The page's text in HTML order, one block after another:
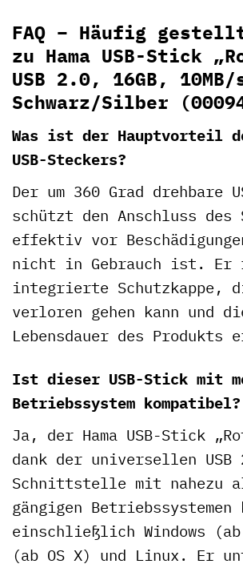
FAQ – Häufig
zu Hama USB-Stick
USB 2.0, 16GB, 10MB/
Schwarz/Silber
Was ist der Hauptvorteil
USB-Steckers?
Der um 360 Grad drehbare
schützt den Anschluss des
effektiv vor
nicht in Gebrauch ist. Er
integrierte Schutzkappe,
verloren gehen kann und
Lebensdauer des Produkts
Ist dieser USB-Stick mit
Betriebssystem kompatibel?
Ja, der Hama USB-Stick
dank der universellen USB
Schnittstelle mit nahezu
gängigen Betriebssystemen
einschließlich Windows (ab
(ab OS X) und Linux. Er